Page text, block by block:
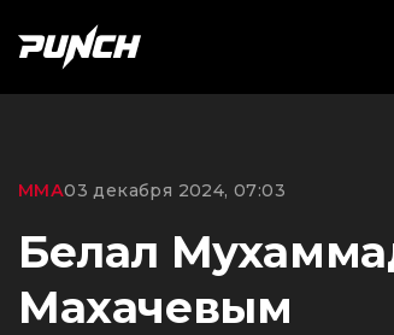
ММА03 декабря 2024, 07:03
Белал
Махачевым